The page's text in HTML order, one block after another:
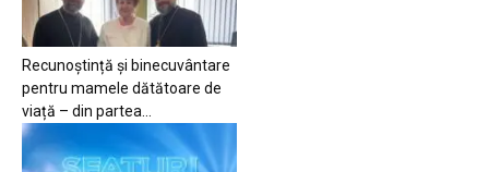
Recunoștință și binecuvântare
pentru mamele dătătoare de
viață – din partea...